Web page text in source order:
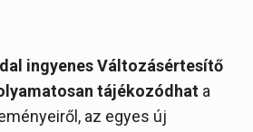
ingyenes Változásértesítő
tájékozódhat a
az egyes új